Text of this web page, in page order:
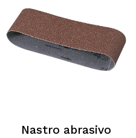
Nastro abrasivo